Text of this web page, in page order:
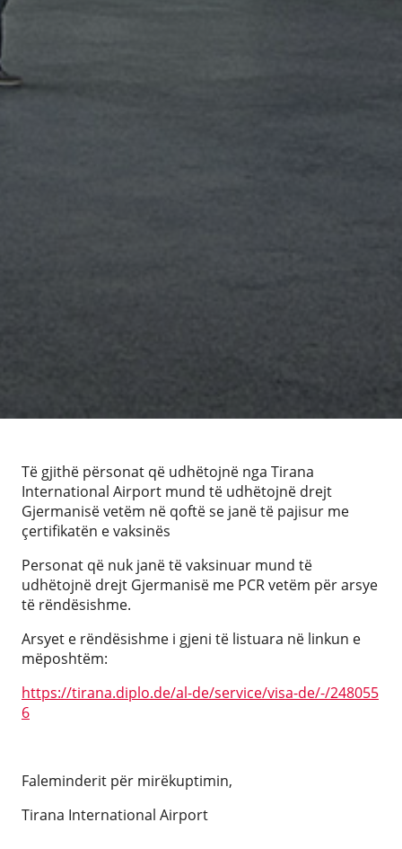
Të gjithë përsonat që udhëtojnë nga Tirana
International Airport mund të udhëtojnë drejt
Gjermanisë vetëm në qoftë se janë të pajisur me
çertifikatën e vaksinës
Personat që nuk janë të vaksinuar mund të
udhëtojnë drejt Gjermanisë me PCR vetëm për arsye
të rëndësishme.
Arsyet e rëndësishme i gjeni të listuara në linkun e
mëposhtëm:
https://tirana.diplo.de/al-de/service/visa-de/-/248055
6
Faleminderit për mirëkuptimin,
Tirana International Airport